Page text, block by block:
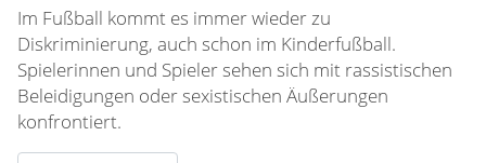
Im Fußball kommt es immer wieder zu
Diskriminierung, auch schon im Kinderfußball.
Spielerinnen und Spieler sehen sich mit rassistischen
Beleidigungen oder sexistischen Äußerungen
konfrontiert.